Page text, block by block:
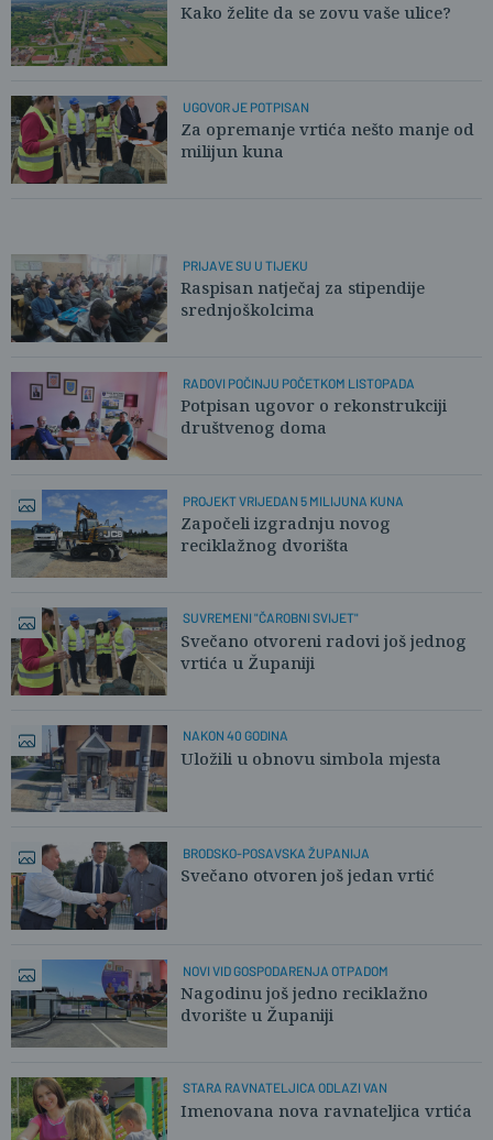
Kako želite da se zovu vaše ulice?
UGOVOR JE POTPISAN
Za opremanje vrtića nešto manje od
milijun kuna
PRIJAVE SU U TIJEKU
Raspisan natječaj za stipendije
srednjoškolcima
RADOVI POČINJU POČETKOM LISTOPADA
Potpisan ugovor o rekonstrukciji
društvenog doma
PROJEKT VRIJEDAN 5 MILIJUNA KUNA
Započeli izgradnju novog
reciklažnog dvorišta
SUVREMENI "ČAROBNI SVIJET"
Svečano otvoreni radovi još jednog
vrtića u Županiji
NAKON 40 GODINA
Uložili u obnovu simbola mjesta
BRODSKO-POSAVSKA ŽUPANIJA
Svečano otvoren još jedan vrtić
NOVI VID GOSPODARENJA OTPADOM
Nagodinu još jedno reciklažno
dvorište u Županiji
STARA RAVNATELJICA ODLAZI VAN
Imenovana nova ravnateljica vrtića